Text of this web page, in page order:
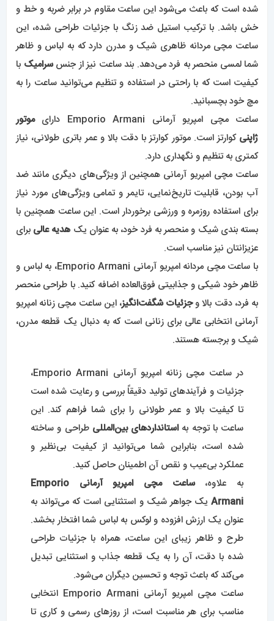
شده است که باعث می‌شود این ساعت مقاوم در برابر ضربه و خط و
خش باشد. با ترکیب استیل ضد زنگ با جزئیات طراحی شده، این
ساعت مچی مردانه ظاهری شیک و مدرن دارد که به لباس و ظاهر
شما لمسی منحصر به فرد می‌دهد. بند ساعت نیز از جنسسرامیک با
کیفیت است که با راحتی در استفاده و تنظیم می‌توانید ساعت را به
مچ خود بچسبانید.
ساعت مچی امپریو آرمانی Emporio Armani دارای
موتور
ژاپنی کوارتز است. موتور کوارتز با دقت بالا و عمر باتری طولانی، نیاز
کمتری به تنظیم و نگهداری دارد.
ساعت مچی امپریو آرمانی همچنین از ویژگی‌های دیگری مانند ضد
آب بودن، قابلیت تاریخ‌نمایی، تایمر و تمامی ویژگی‌های مورد نیاز
برای استفاده روزمره و ورزشی برخوردار است. این ساعت همچنین با
بسته بندی شیک و منحصر به فرد خود، به عنوان یک هدیه عالی برای
عزیزانتان نیز مناسب است.
با ساعت مچی مردانه امپریو آرمانی Emporio Armani، به لباس و
ظاهر خود شیکی و جذابیتی فوق‌العاده اضافه کنید. با طراحی منحصر
به فرد، دقت بالا وجزئیات شگفت‌انگیز، این ساعت مچی زنانه امپریو
آرمانی انتخابی عالی برای زنانی است که به دنبال یک قطعه مدرن،
شیک و برجسته هستند.
در ساعت مچی زنانه امپریو آرمانی Emporio Armani،
جزئیات و فرآیندهای تولید دقیقاً بررسی و رعایت شده است
تا کیفیت بالا و عمر طولانی را برای شما فراهم کند. این
ساعت با توجه بهاستانداردهای بین‌المللی طراحی و ساخته
شده است، بنابراین شما می‌توانید از کیفیت بی‌نظیر و
عملکرد بی‌عیب و نقص آن اطمینان حاصل کنید.
به علاوه،
ساعت مچی امپریو آرمانی Emporio
Armani یک جواهر شیک و استثنایی است که می‌تواند به
عنوان یک ارزش افزوده و لوکس به لباس شما افتخار بخشد.
طرح و ظاهر زیبای این ساعت، همراه با جزئیات طراحی
شده با دقت، آن را به یک قطعه جذاب و استثنایی تبدیل
می‌کند که باعث توجه و تحسین دیگران می‌شود.
ساعت مچی امپریو آرمانی Emporio Armani انتخابی
مناسب برای هر مناسبت است، از روزهای رسمی و کاری تا